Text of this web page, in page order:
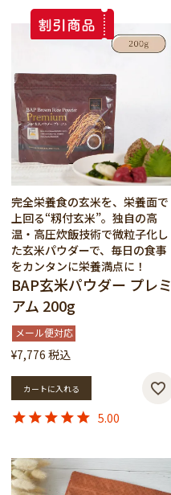
完全栄養食の玄米を、栄養面で
上回る“籾付玄米”。独自の高
温・高圧炊飯技術で微粒子化し
た玄米パウダーで、毎日の食事
をカンタンに栄養満点に！
BAP玄米パウダー プレミ
アム 200g
メール便対応
¥7,776 税込
カートに入れる
5.00